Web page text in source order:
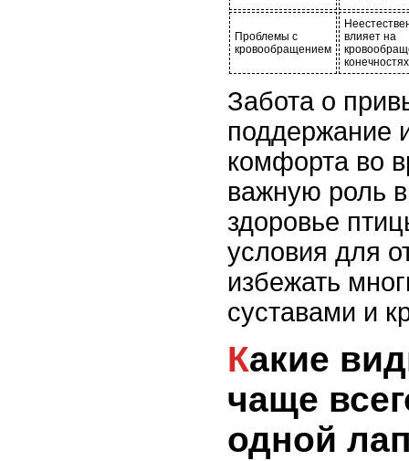
Проблемы с
кровообращением
влияет на
Забота о
поддержание
комфорта во
важную роль
здоровье
условия для
избежать
суставами и
Какие виды попугаев
чаще
одной